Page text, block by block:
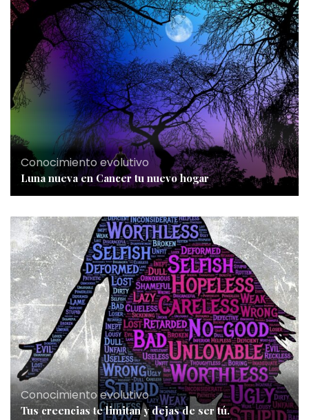
Conocimiento evolutivo
Luna nueva en Cancer tu nuevo hogar
Conocimiento evolutivo
Tus creencias te limitan y dejas de ser tú.